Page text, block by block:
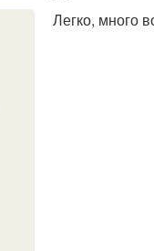
Легко, много